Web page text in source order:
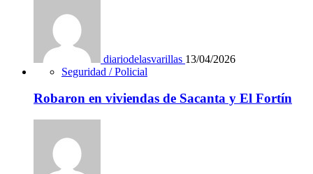
diariodelasvarillas 13/04/2026
Seguridad / Policial
Robaron en viviendas de Sacanta y El Fortín